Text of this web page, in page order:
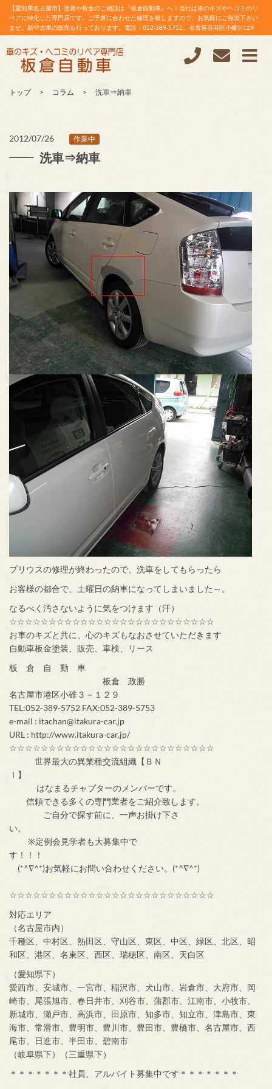
【愛知県名古屋市】塗装や板金のご相談は『板倉自動車』へ！当社は車のキズやヘコミのリ
ペアに特化した専門店です。ご予算に合わせた修理を致しますので、お気軽にご相談下さい
ませ。新中古車の販売も行っております。電話：052-389-5752。名古屋市港区小碓3-129
トップ コラム 洗車⇒納車
2012/07/26 作業中
洗車⇒納車
プリウスの修理が終わったので、洗車をしてもらったら
お客様の都合で、土曜日の納車になってしまいました～。
なるべく汚さないように気をつけます（汗）
☆☆☆☆☆☆☆☆☆☆☆☆☆☆☆☆☆☆☆☆☆☆☆☆☆☆
お車のキズと共に、心のキズもなおさせていただきます
自動車板金塗装、販売、車検、リース
板 倉 自 動 車
板倉 政勝
名古屋市港区小碓３－１２９
TEL:052-389-5752 FAX:052-389-5753
e-mail : itachan@itakura-car.jp
URL : http://www.itakura-car.jp/
☆☆☆☆☆☆☆☆☆☆☆☆☆☆☆☆☆☆☆☆☆☆☆☆☆☆
世界最大の異業種交流組織【ＢＮ
Ｉ】
はなまるチャプターのメンバーです。
信頼できる多くの専門業者をご紹介致します。
ご自分で探す前に、一声お掛け下さ
い。
※定例会見学者も大募集中で
す！！！
(*^∇^*)お気軽にお問い合わせください。(*^∇^*)
☆☆☆☆☆☆☆☆☆☆☆☆☆☆☆☆☆☆☆☆☆☆☆☆☆☆
対応エリア
（名古屋市内）
千種区、中村区、熱田区、守山区、東区、中区、緑区、北区、昭
和区、港区、名東区、西区、瑞穂区、南区、天白区
（愛知県下）
愛西市、安城市、一宮市、稲沢市、犬山市、岩倉市、大府市、岡
崎市、尾張旭市、春日井市、刈谷市、蒲郡市、江南市、小牧市、
新城市、瀬戸市、高浜市、田原市、知多市、知立市、津島市、東
海市、常滑市、豊明市、豊川市、豊田市、豊橋市、名古屋市、西
尾市、日進市、半田市、碧南市
（岐阜県下）（三重県下）
＊＊＊＊＊＊＊社員、アルバイト募集中です＊＊＊＊＊＊＊